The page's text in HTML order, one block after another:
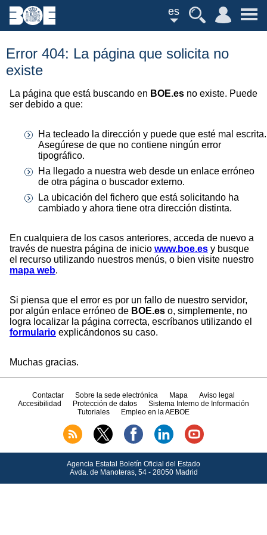
es
Error 404: La página que solicita no
existe
La página que está buscando en BOE.es no existe. Puede
ser debido a que:
Ha tecleado la dirección y puede que esté mal escrita.
Asegúrese de que no contiene ningún error
tipográfico.
Ha llegado a nuestra web desde un enlace erróneo
de otra página o buscador externo.
La ubicación del fichero que está solicitando ha
cambiado y ahora tiene otra dirección distinta.
En cualquiera de los casos anteriores, acceda de nuevo a
través de nuestra página de inicio www.boe.es y busque
el recurso utilizando nuestros menús, o bien visite nuestro
mapa web.
Si piensa que el error es por un fallo de nuestro servidor,
por algún enlace erróneo de BOE.es o, simplemente, no
logra localizar la página correcta, escríbanos utilizando el
formulario explicándonos su caso.
Muchas gracias.
Contactar Sobre la sede electrónica Mapa
Aviso legal
Accesibilidad
Protección de datos
Sistema Interno de Información
Tutoriales
Empleo en la AEBOE
Agencia Estatal Boletín Oficial del Estado
Avda.de Manoteras, 54 - 28050 Madrid